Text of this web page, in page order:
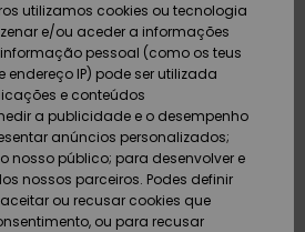
e
água
e
água
Shop
Pagamento
utilizamos cookies ou tecnologia
e/ou aceder a informações
pessoal (como os teus
IP) pode ser utilizada
e conteúdos
a publicidade e o desempenho
anúncios personalizados;
nosso público; para desenvolver e
nossos parceiros. Podes definir
ou recusar cookies que
ou para recusar